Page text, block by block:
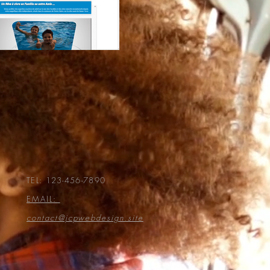
TEL: 123-456-7890
EMAIL:
contact@jcpwebdesign.site